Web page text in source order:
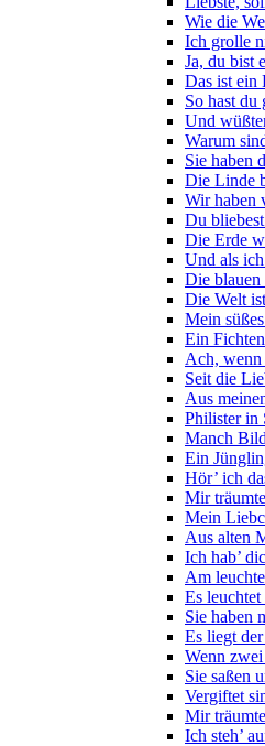
Wie die
Ich grolle
Ja, du bist
Das ist ein
So hast du
Und
Warum
Sie haben
Die Linde
Wir haben
Du
Die Erde
Und als
Die blauen
Die Welt
Mein
Ein
Ach, wenn
Seit die
Aus
Philister in
Manch
Ein
Hör’ ich
Mir
Mein
Aus alten
Ich hab’
Am
Es
Sie haben
Es liegt
Wenn
Sie saßen
Vergiftet
Mir
Ich steh’